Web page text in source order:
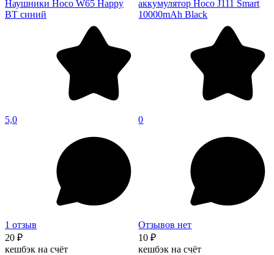
Наушники Hoco W65 Happy
BT синий
5,0
1 отзыв
20 ₽
кешбэк на счёт
аккумулятор Hoco J111 Smart
10000mAh Black
0
Отзывов нет
10 ₽
кешбэк на счёт